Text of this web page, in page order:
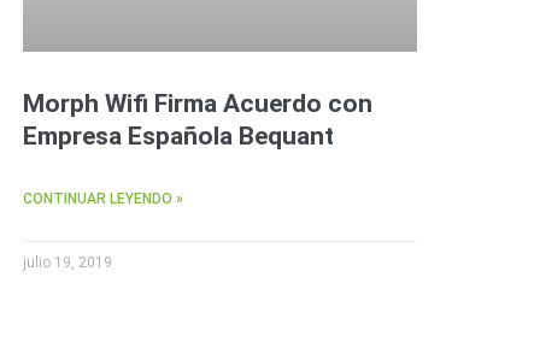
Morph Wifi Firma Acuerdo con
Empresa Española Bequant
CONTINUAR LEYENDO »
julio 19, 2019